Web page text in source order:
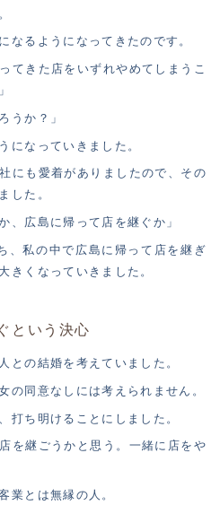
なるようになってきたのです。
てきた店をいずれやめてしまうこ
うか？」
になっていきました。
にも愛着がありましたので、その
した。
、広島に帰って店を継ぐか」
、私の中で広島に帰って店を継ぎ
きくなっていきました。
という決心
との結婚を考えていました。
の同意なしには考えられません。
打ち明けることにしました。
を継ごうかと思う。一緒に店をや
業とは無縁の人。